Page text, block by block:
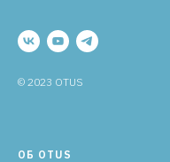
© 2023 OTUS
ОБ OTUS